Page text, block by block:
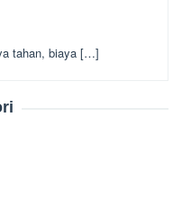
tahan, biaya […]